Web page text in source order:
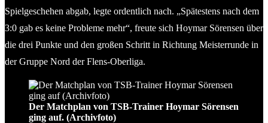
Spielgeschehen abgab, legte ordentlich nach. „Spätestens nach dem
3:0 gab es keine Probleme mehr“, freute sich Hoymar Sörensen über
die drei Punkte und den großen Schritt in Richtung Meisterrunde in
der Gruppe Nord der Flens-Oberliga.
Der Matchplan von TSB-Trainer Hoymar Sörensen
ging auf. (Archivfoto)